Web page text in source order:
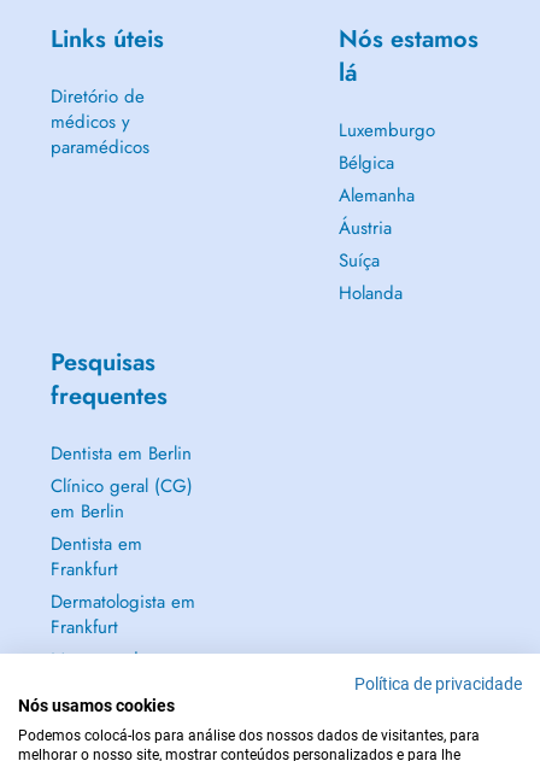
Links úteis
Diretório de
médicos y
paramédicos
Nós estamos
lá
Luxemburgo
Bélgica
Alemanha
Áustria
Suíça
Holanda
Pesquisas
frequentes
Dentista em Berlin
Clínico geral (CG)
em Berlin
Dentista em
Frankfurt
Dermatologista em
Frankfurt
Mostrar tudo →
Política de privacidade
Nós usamos cookies
Podemos colocá-los para análise dos nossos dados de visitantes, para
melhorar o nosso site, mostrar conteúdos personalizados e para lhe